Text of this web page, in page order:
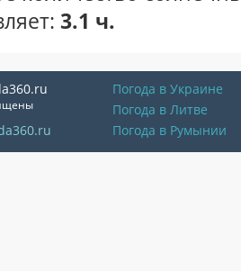
3.1 ч.
Погода в Украине
Погода в Литве
Погода в Румынии